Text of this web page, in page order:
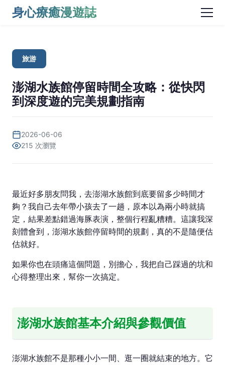
身心療癒漫遊誌
旅游
澎湖水族館停留時間全攻略：從快閃
到深度遊的完美規劃指南
2026-06-06
215 次瀏覽
最近好多朋友問我，去澎湖水族館到底要留多少時間才
夠？我自己去年帶小孩去了一趟，原本以為兩小時就搞
定，結果差點錯過海豚表演，整個行程亂糟糟。這讓我深
刻體會到，澎湖水族館停留時間的規劃，真的不是隨便估
估就好。
如果你也在頭痛這個問題，別擔心，我把自己踩過的坑和
心得整理出來，幫你一次搞定。
澎湖水族館基本介紹與參觀價值
澎湖水族館不是那種小小一間、逛一圈就結束的地方。它